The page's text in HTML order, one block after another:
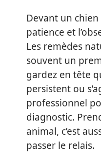
Devant un
patience et
Les remèdes
souvent un
gardez en tête
persistent ou
professionnel
diagnostic.
animal, c’est
passer le relais.